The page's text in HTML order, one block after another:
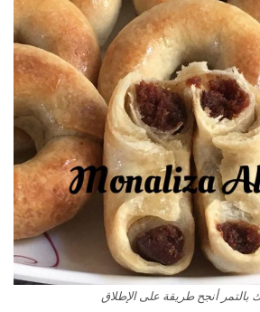
بالتمر أنجح طريقة على الإطلاق